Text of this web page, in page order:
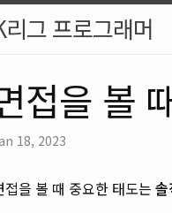
리그 프로그래머
접을 볼
18, 2023
접을 볼 때 중요한 태도는 솔